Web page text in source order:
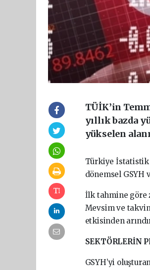
TÜİK’in
yıllık bazda
yükselen
Türkiye İstatistik
dönemsel GSYH
İlk tahmine göre
Mevsim ve
etkisinden
SEKTÖRLERİN
GSYH’yi